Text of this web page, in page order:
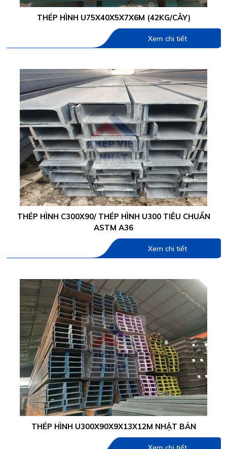
THÉP HÌNH U75X40X5X7X6M (42KG/CÂY)
Xem chi tiết
THÉP HÌNH C300X90/ THÉP HÌNH U300 TIÊU CHUẨN
ASTM A36
Xem chi tiết
THÉP HÌNH U300X90X9X13X12M NHẬT BẢN